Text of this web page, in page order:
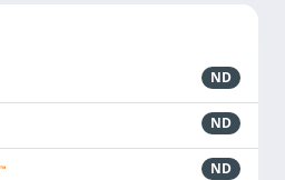
ND
ND
ND